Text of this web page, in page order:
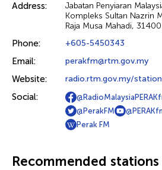
Address:
Jabatan Penyiaran
Kompleks Sultan Nazrin
Raja Musa Mahadi,
Phone: +605-5450343
Email: perakfm@rtm.gov.my
Website: radio.rtm.gov.my/
Social:
@PerakFM
Perak FM
Recommended stations